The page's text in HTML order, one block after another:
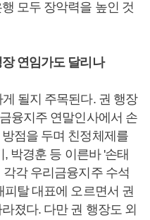
모두 장악력을 높인 것
연임가도 달리나
될지 주목된다. 권 행장
융지주 연말인사에서 손
점을 두며 친정체제를
박경훈 등 이른바 '손태
각 우리금융지주 수석
탈 대표에 오르면서 권
졌다. 다만 권 행장도 외